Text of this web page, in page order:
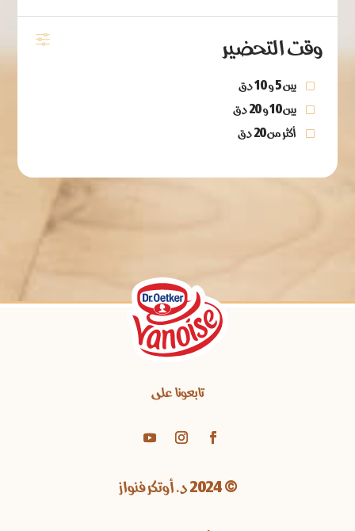
وقت التحضير
بين 5 و 10 دق
بين 10 و 20 دق
أكثر من 20 دق
تابعونا على
© 2024 د. أوتكر فنواز